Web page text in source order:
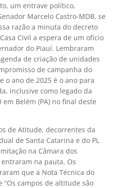
um entrave político,
Marcelo Castro-MDB, se
razão a minuta do decreto
Civil a espera de um ofício
do Piauí. Lembraram
de criação de unidades
de campanha do
o ano de 2025 é o ano para
inclusive como legado da
em Belém (PA) no final deste
de Atitude, decorrentes da
de Santa Catarina e do PL
na Câmara dos
na pauta. Os
que a Nota Técnica do
“Os campos de altitude são